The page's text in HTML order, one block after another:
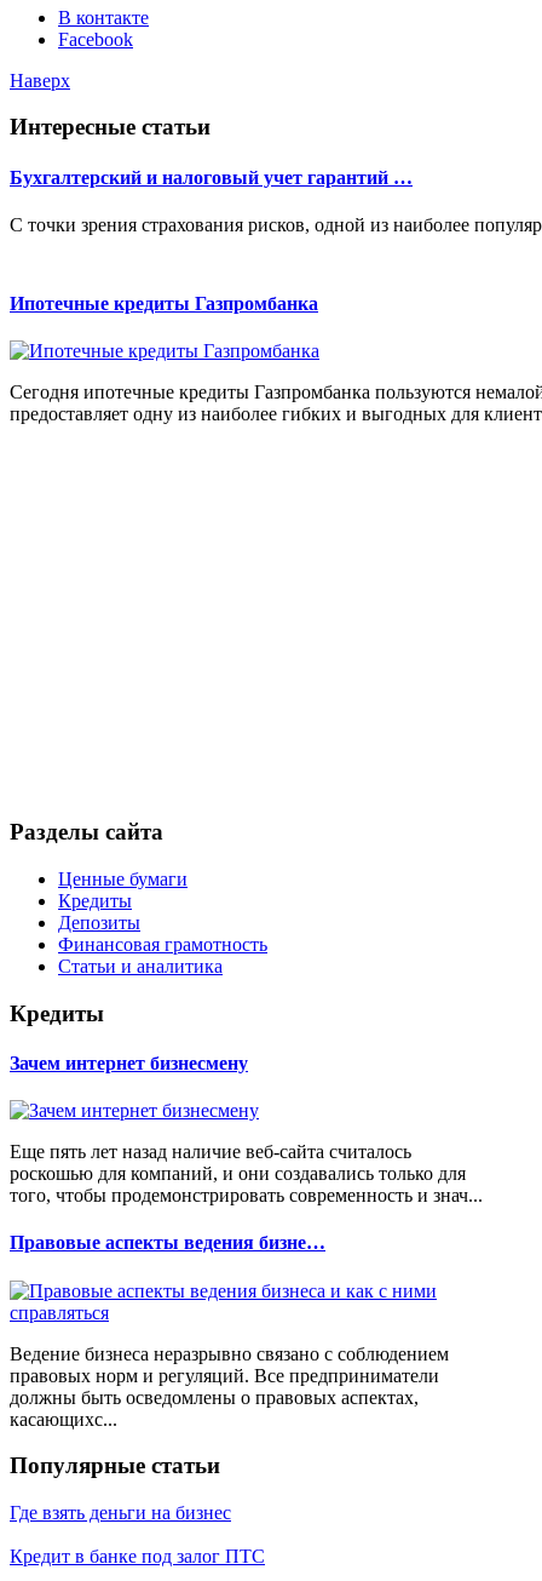
В контакте
Facebook
Наверх
Интересные статьи
Бухгалтерский и налоговый учет гарантий …
С точки зрения страхования рисков, одной из наиболее
Ипотечные кредиты Газпромбанка
Сегодня ипотечные кредиты Газпромбанка пользуются
предоставляет одну из наиболее гибких и выгодных для
Разделы сайта
Ценные бумаги
Кредиты
Депозиты
Финансовая грамотность
Статьи и аналитика
Кредиты
Зачем интернет бизнесмену
Еще пять лет назад наличие веб-сайта считалось
роскошью для компаний, и они создавались только для
того, чтобы продемонстрировать современность и знач...
Правовые аспекты ведения бизне…
Ведение бизнеса неразрывно связано с соблюдением
правовых норм и регуляций. Все предприниматели
должны быть осведомлены о правовых аспектах,
касающихс...
Популярные статьи
Где взять деньги на бизнес
Кредит в банке под залог ПТС